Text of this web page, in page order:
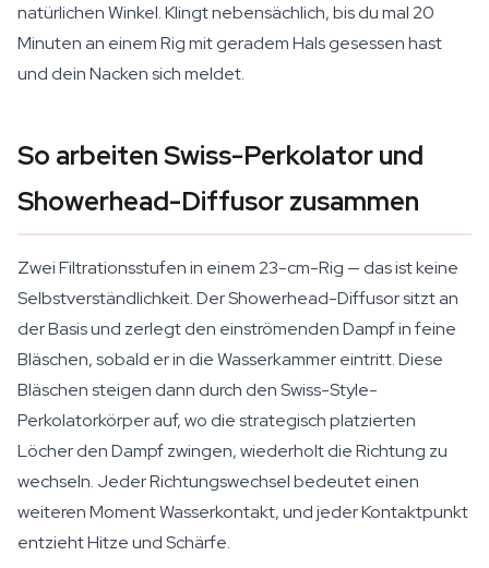
natürlichen Winkel. Klingt nebensächlich, bis du mal 20
Minuten an einem Rig mit geradem Hals gesessen hast
und dein Nacken sich meldet.
So arbeiten Swiss-Perkolator und
Showerhead-Diffusor zusammen
Zwei Filtrationsstufen in einem 23-cm-Rig — das ist keine
Selbstverständlichkeit. Der Showerhead-Diffusor sitzt an
der Basis und zerlegt den einströmenden Dampf in feine
Bläschen, sobald er in die Wasserkammer eintritt. Diese
Bläschen steigen dann durch den Swiss-Style-
Perkolatorkörper auf, wo die strategisch platzierten
Löcher den Dampf zwingen, wiederholt die Richtung zu
wechseln. Jeder Richtungswechsel bedeutet einen
weiteren Moment Wasserkontakt, und jeder Kontaktpunkt
entzieht Hitze und Schärfe.